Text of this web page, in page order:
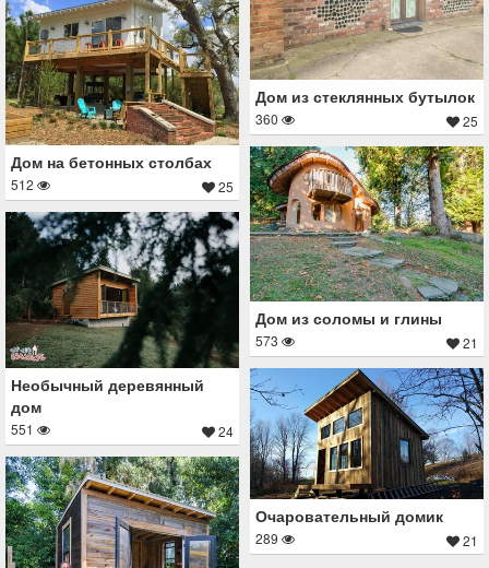
Дом из стеклянных бутылок
360 25
Дом на бетонных столбах
512 25
Дом из соломы и глины
573 21
Необычный деревянный
дом
551 24
Очаровательный домик
289 21